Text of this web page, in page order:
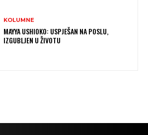
KOLUMNE
MAYYA USHIOKO: USPJEŠAN NA POSLU,
IZGUBLJEN U ŽIVOTU